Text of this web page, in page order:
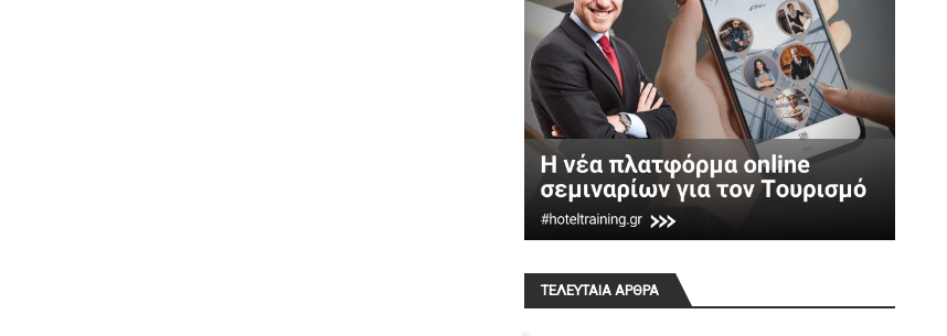
ΤΕΛΕΥΤΑΙΑ ΑΡΘΡΑ